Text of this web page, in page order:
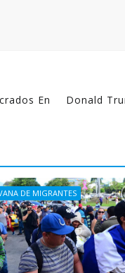
En
Donald
DE MIGRANTES